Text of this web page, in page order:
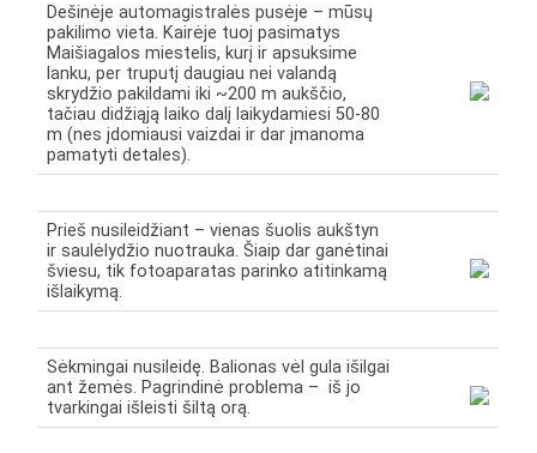
Dešinėje automagistralės pusėje – mūsų
pakilimo vieta. Kairėje tuoj pasimatys
Maišiagalos miestelis, kurį ir apsuksime
lanku, per truputį daugiau nei valandą
skrydžio pakildami iki ~200 m aukščio,
tačiau didžiąją laiko dalį laikydamiesi 50-80
m (nes įdomiausi vaizdai ir dar įmanoma
pamatyti detales).
Prieš nusileidžiant – vienas šuolis aukštyn
ir saulėlydžio nuotrauka. Šiaip dar ganėtinai
šviesu, tik fotoaparatas parinko atitinkamą
išlaikymą.
Sėkmingai nusileidę. Balionas vėl gula išilgai
ant žemės. Pagrindinė problema – iš jo
tvarkingai išleisti šiltą orą.